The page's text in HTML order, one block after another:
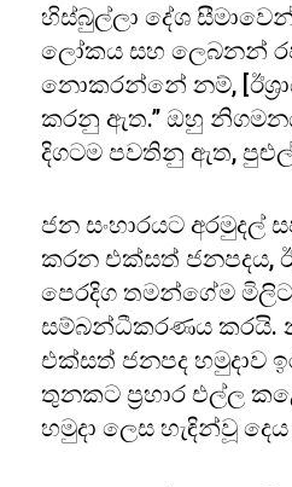
හිස්බුල්ලා දේශ
ලෝකය සහ ලෙබනන්
නොකරන්නේ නම්,
කරනු ඇත.” ඔහු
දිගටම පවතිනු ඇත,
ජන සංහාරයට අරමුදල්
කරන එක්සත් ජනපදය,
පෙරදිග තමන්ගේම
සම්බන්ධීකරණය කරයි.
එක්සත් ජනපද හමුදාව
තුනකට ප්‍රහාර එල්ල
හමුදා ලෙස හැඳින්වූ